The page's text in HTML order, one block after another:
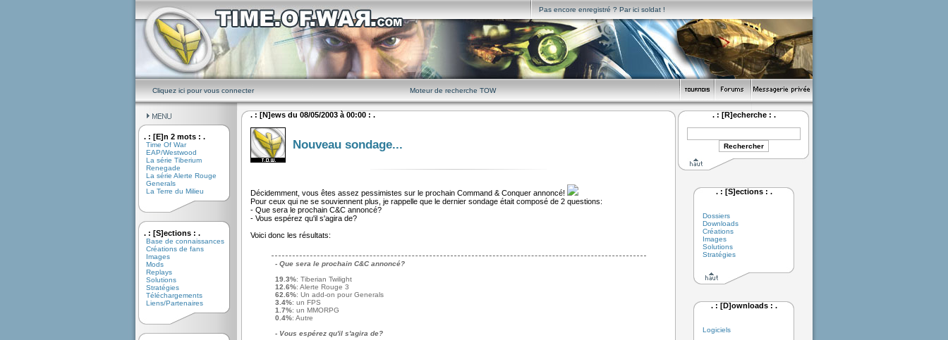
Pas encore enregistré ? Par ici soldat !
Cliquez ici pour vous connecter Moteur de recherche TOW
. : [E]n 2 mots : .
Time Of War
EAP/Westwood
La série Tiberium
Renegade
La série Alerte Rouge
Generals
La Terre du Milieu
. : [S]ections : .
Base de connaissances
Créations de fans
Images
Mods
Replays
Solutions
Stratégies
Téléchargements
Liens/Partenaires
. : [N]ews du 08/05/2003 à 00:00 : .
Nouveau sondage...
Décidemment, vous êtes assez pessimistes sur le prochain Command & Conquer annoncé!
Pour ceux qui ne se souviennent plus, je rappelle que le dernier sondage était composé de 2 questions:
- Que sera le prochain C&C annoncé?
- Vous espérez qu'il s'agira de?
Voici donc les résultats:
- Que sera le prochain C&C annoncé?
19.3%: Tiberian Twilight
12.6%: Alerte Rouge 3
62.6%: Un add-on pour Generals
3.4%: un FPS
1.7%: un MMORPG
0.4%: Autre
- Vous espérez qu'il s'agira de?
. : [R]echerche : .
. : [S]ections : .
Dossiers
Downloads
Créations
Images
Solutions
Stratégies
. : [D]ownloads : .
Logiciels